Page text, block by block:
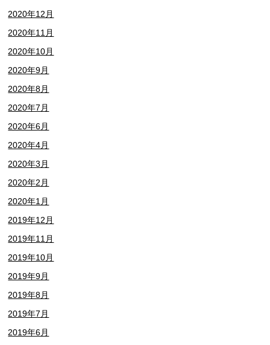
2020年12月
2020年11月
2020年10月
2020年9月
2020年8月
2020年7月
2020年6月
2020年4月
2020年3月
2020年2月
2020年1月
2019年12月
2019年11月
2019年10月
2019年9月
2019年8月
2019年7月
2019年6月